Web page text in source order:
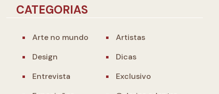
CATEGORIAS
Arte no mundo
Artistas
Design
Dicas
Entrevista
Exclusivo